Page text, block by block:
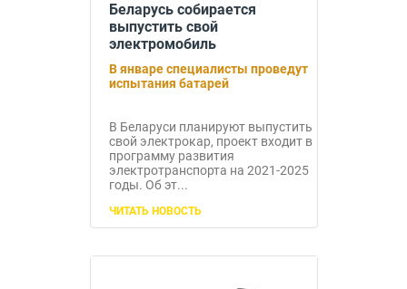
Беларусь собирается
выпустить свой
электромобиль
В январе специалисты проведут
испытания батарей
В Беларуси планируют выпустить
свой электрокар, проект входит в
программу развития
электротранспорта на 2021-2025
годы. Об эт...
ЧИТАТЬ НОВОСТЬ